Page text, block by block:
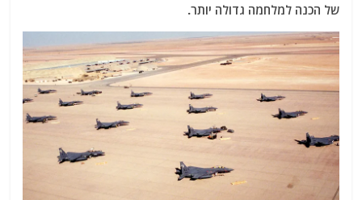
של הכנה למלחמה גדולה יותר.